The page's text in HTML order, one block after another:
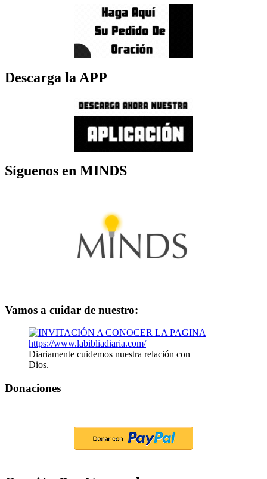
Descarga la APP
Síguenos en MINDS
Vamos a cuidar de nuestro:
Diariamente cuidemos nuestra relación con
Dios.
Donaciones